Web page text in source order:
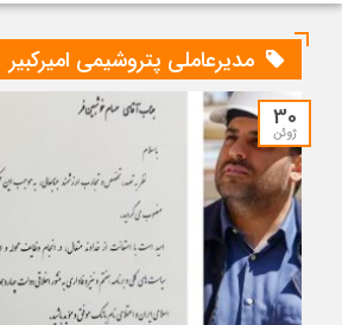
مدیرعاملی پتروشیمی امیرکبیر
30
ژوئن